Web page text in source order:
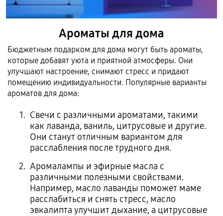
Ароматы для дома
Бюджетным подарком для дома могут быть ароматы,
которые добавят уюта и приятной атмосферы. Они
улучшают настроение, снимают стресс и придают
помещению индивидуальности. Популярные варианты
ароматов для дома:
Свечи с различными ароматами, такими
как лаванда, ваниль, цитрусовые и другие.
Они станут отличным вариантом для
расслабления после трудного дня.
Аромалампы и эфирные масла с
различными полезными свойствами.
Например, масло лаванды поможет маме
расслабиться и снять стресс, масло
эвкалипта улучшит дыхание, а цитрусовые